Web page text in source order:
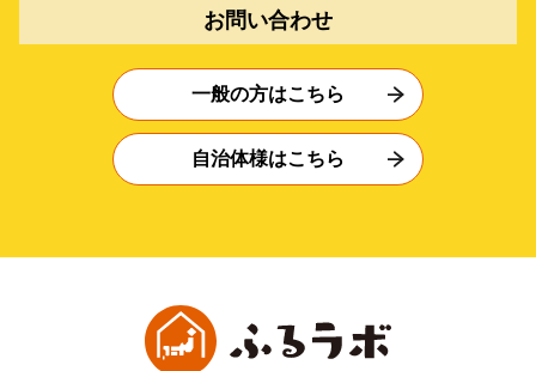
お問い合わせ
一般の方はこちら
自治体様はこちら